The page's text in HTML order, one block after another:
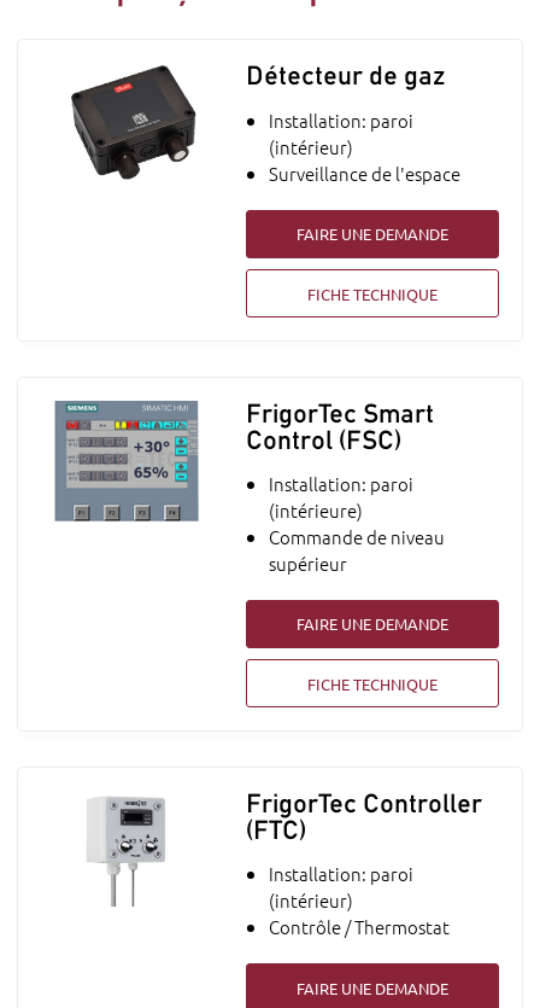
Détecteur de gaz
Installation: paroi
(intérieur)
Surveillance de l'espace
FAIRE UNE DEMANDE
FICHE TECHNIQUE
FrigorTec Smart
Control (FSC)
Installation: paroi
(intérieure)
Commande de niveau
supérieur
FAIRE UNE DEMANDE
FICHE TECHNIQUE
FrigorTec Controller
(FTC)
Installation: paroi
(intérieur)
Contrôle / Thermostat
FAIRE UNE DEMANDE